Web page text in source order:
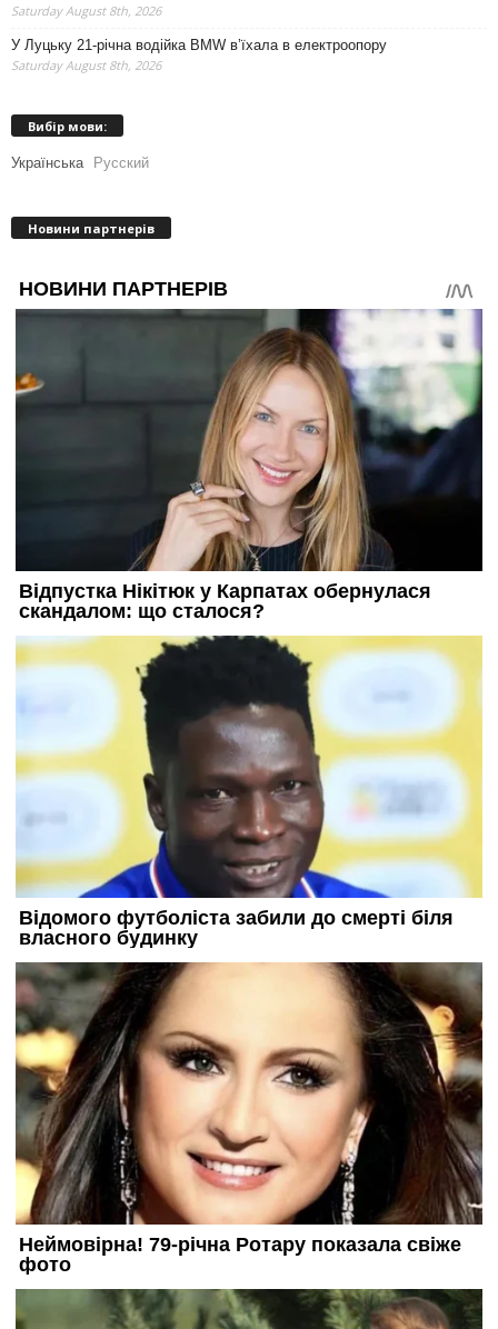
Saturday August 8th, 2026
У Луцьку 21-річна водійка BMW в’їхала в електроопору
Saturday August 8th, 2026
Вибір мови:
Українська Русский
Новини партнерів